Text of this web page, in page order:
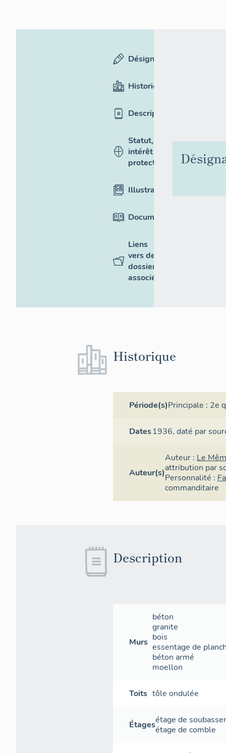
Désignation
Historique
Description
Statut,
intérêt et
protection
Illustrations
Documentation
Liens
vers des
dossiers
associés
Historique
Période(s)Principale : 2e
Dates1936,daté par
Auteur(s)
Auteur : Le
attribution par
Personnalité :
commanditaire
Description
Murs
béton
granite
bois
essentage de
béton armé
moellon
Toits tôle ondulée
Étagesétage de
étage de comble